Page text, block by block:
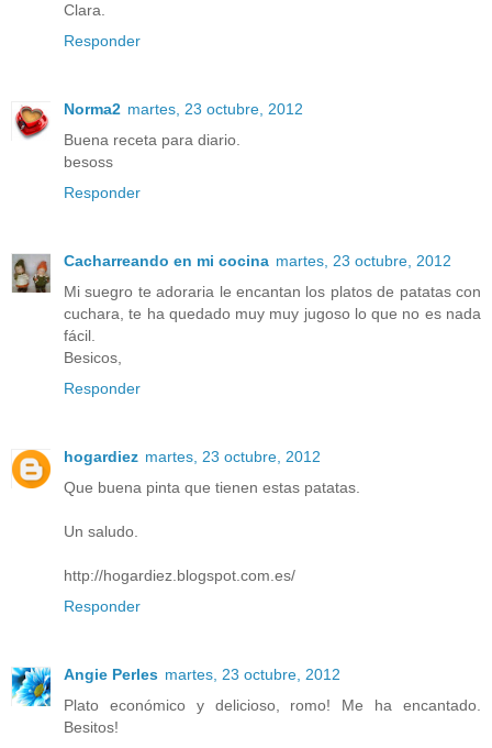
Clara.
Responder
Norma2 martes, 23 octubre, 2012
Buena receta para diario.
besoss
Responder
Cacharreando en mi cocina martes, 23 octubre, 2012
Mi suegro te adoraria le encantan los platos de patatas con
cuchara, te ha quedado muy muy jugoso lo que no es nada
fácil.
Besicos,
Responder
hogardiez martes, 23 octubre, 2012
Que buena pinta que tienen estas patatas.
Un saludo.
http://hogardiez.blogspot.com.es/
Responder
Angie Perles martes, 23 octubre, 2012
Plato económico y delicioso, romo! Me ha encantado.
Besitos!